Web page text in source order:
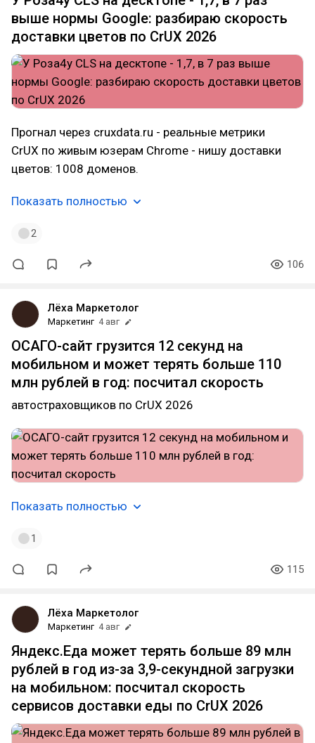
выше нормы Google: разбираю скорость
доставки цветов по CrUX 2026
Прогнал через cruxdata.ru - реальные метрики
CrUX по живым юзерам Chrome - нишу доставки
цветов: 1008 доменов.
Показать полностью
2
106
Лёха Маркетолог
Маркетинг 4 авг
ОСАГО-сайт грузится 12 секунд на
мобильном и может терять больше 110
млн рублей в год: посчитал скорость
автостраховщиков по CrUX 2026
Показать полностью
1
115
Лёха Маркетолог
Маркетинг 4 авг
Яндекс.Еда может терять больше 89 млн
рублей в год из-за 3,9-секундной загрузки
на мобильном: посчитал скорость
сервисов доставки еды по CrUX 2026